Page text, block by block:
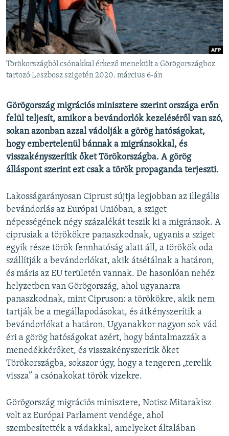
EURÓPAI UNIÓ
VILÁG
KLÍMAVÁLTOZÁS
A MÚLT TANULSÁGAI
Valamennyi RFE/RL weboldal
Törökországból csónakkal érkező menekült a Görögországhoz
tartozó Leszbosz szigetén 2020. március 6-án
Görögország migrációs minisztere szerint országa erőn
felül teljesít, amikor a bevándorlók kezeléséről van szó,
sokan azonban azzal vádolják a görög hatóságokat,
hogy embertelenül bánnak a migránsokkal, és
visszakényszerítik őket Törökországba. A görög
álláspont szerint ezt csak a török propaganda terjeszti.
Lakosságarányosan Ciprust sújtja legjobban az illegális
bevándorlás az Európai Unióban, a sziget
népességének négy százalékát teszik ki a migránsok. A
ciprusiak a törökökre panaszkodnak, ugyanis a sziget
egyik része török fennhatóság alatt áll, a törökök oda
szállítják a bevándorlókat, akik átsétálnak a határon,
és máris az EU területén vannak. De hasonlóan nehéz
helyzetben van Görögország, ahol ugyanarra
panaszkodnak, mint Cipruson: a törökökre, akik nem
tartják be a megállapodásokat, és átkényszerítik a
bevándorlókat a határon. Ugyanakkor nagyon sok vád
éri a görög hatóságokat azért, hogy bántalmazzák a
menedékkérőket, és visszakényszerítik őket
Törökországba, sokszor úgy, hogy a tengeren „terelik
vissza” a csónakokat török vizekre.
Görögország migrációs minisztere, Notisz Mitarakisz
volt az Európai Parlament vendége, ahol
szembesítették a vádakkal, amelyeket általában